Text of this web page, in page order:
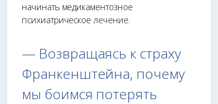
начинать медикаментозное
психиатрическое лечение.
— Возвращаясь к страху
Франкенштейна, почему
мы боимся потерять